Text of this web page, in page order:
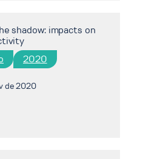
shadow: impacts on
2020
de 2020